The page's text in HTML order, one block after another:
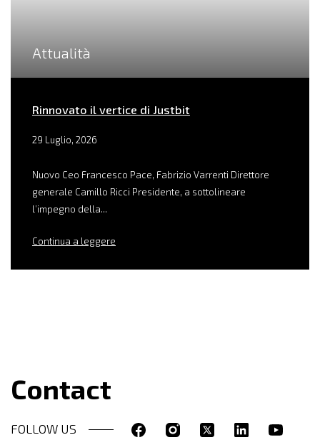
Attualità
Rinnovato il vertice di Justbit
29 Luglio, 2026
Nuovo Ceo Francesco Pace, Fabrizio Varrenti Direttore
generale Camillo Ricci Presidente, a sottolineare
l’impegno della...
Continua a leggere
Contact
FOLLOW US